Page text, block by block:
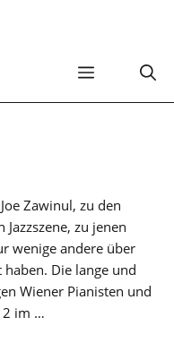
MENÜ
Zawinul, zu den
zu jenen
wenige andere über
Die lange und
Wiener Pianisten und
im …